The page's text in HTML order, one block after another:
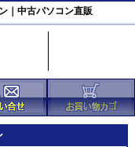
｜中古パソコン直販